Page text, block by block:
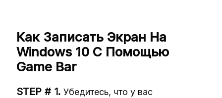
Как Записать Экран На
Windows 10 С Помощью
Game Bar
Убедитесь, что у вас